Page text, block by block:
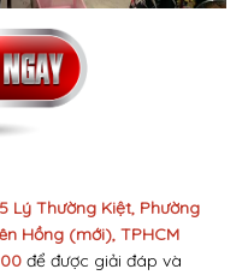
Lý Thường Kiệt, Phường
Hồng (mới), TPHCM
để được giải đáp và